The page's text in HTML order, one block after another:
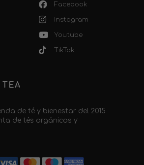
Facebook
Instagram
Youtube
TikTok
TEA
de té y bienestar del 2015
de tés orgánicos y